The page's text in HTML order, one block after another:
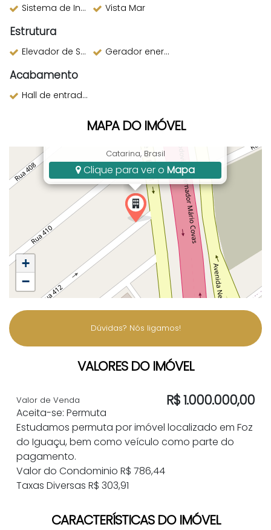
Sistema de Incêndio
Vista Mar
Estrutura
Elevador de Serviço Gerador energia
Acabamento
Hall de entrada decorado
MAPA DO IMÓVEL
Catarina, Brasil
Clique para ver o Mapa
+
−
Dúvidas? Nós ligamos!
VALORES DO IMÓVEL
R$1.000.000,00
Valor de Venda
Aceita-se: Permuta
Estudamos permuta por imóvel localizado em Foz
do Iguaçu, bem como veículo como parte do
pagamento.
Valor do Condominio R$ 786,44
Taxas Diversas R$ 303,91
CARACTERÍSTICAS DO IMÓVEL